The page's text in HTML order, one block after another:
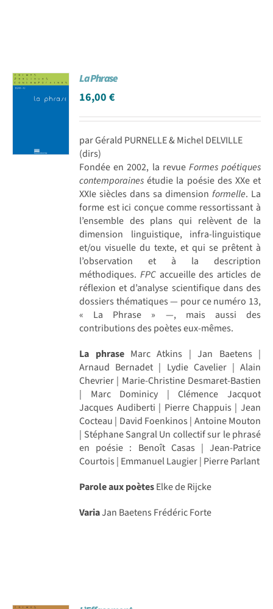
La Phrase
16,00€
par Gérald PURNELLE & Michel DELVILLE
(dirs)
Fondée en 2002, la revueFormes poétiques
contemporaines étudie la poésie des XXe et
XXIe siècles dans sa dimension formelle. La
forme est ici conçue comme ressortissant à
l’ensemble des plans qui relèvent de la
dimension linguistique, infra-linguistique
et/ou visuelle du texte, et qui se prêtent à
l’observation et à la description
méthodiques. FPCaccueille des articles de
réflexion et d’analyse scientifique dans des
dossiers thématiques — pour ce numéro 13,
« La Phrase » —, mais aussi des
contributions des poètes eux-mêmes.
La phraseMarc Atkins | Jan Baetens |
Arnaud Bernadet | Lydie Cavelier | Alain
Chevrier | Marie-Christine Desmaret-Bastien
| Marc Dominicy | Clémence Jacquot
Jacques Audiberti | Pierre Chappuis | Jean
Cocteau | David Foenkinos | Antoine Mouton
| Stéphane Sangral Un collectif sur le phrasé
en poésie : Benoît Casas | Jean-Patrice
Courtois | Emmanuel Laugier | Pierre Parlant
Parole aux poètesElke de Rijcke
VariaJan Baetens Frédéric Forte